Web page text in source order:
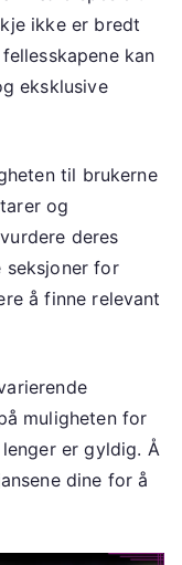
ikke er bredt
kan
eksklusive
til brukerne
og
deres
seksjoner for
å finne relevant
muligheten for
er gyldig. Å
dine for å